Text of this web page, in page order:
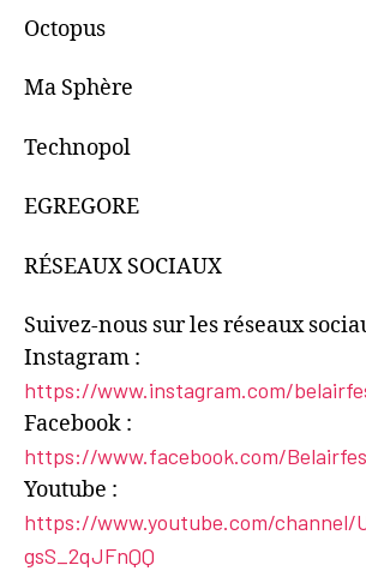
Octopus
Ma Sphère
Technopol
EGREGORE
RÉSEAUX SOCIAUX
Suivez-nous sur les réseaux
Instagram :
https://www.instagram.com/
Facebook :
https://www.facebook.com/
Youtube :
https://www.youtube.com/channel/
gsS_2qJFnQQ